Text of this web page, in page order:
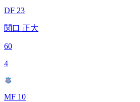
DF 23
関口 正大
60
4
MF 10